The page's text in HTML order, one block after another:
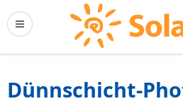
Dünnschicht-